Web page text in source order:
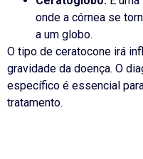
onde a córnea se
a um globo.
O tipo de ceratocone irá
gravidade da doença. O
específico é essencial
tratamento.